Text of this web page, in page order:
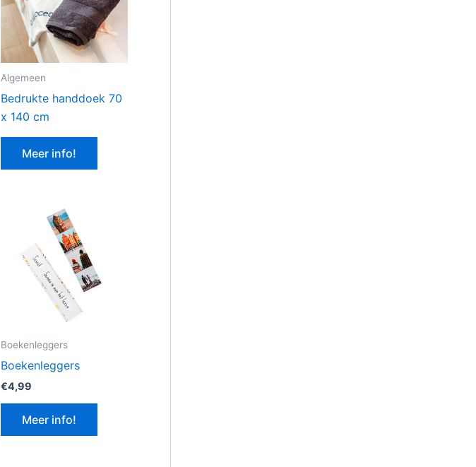
Algemeen
Bedrukte handdoek 70
x 140 cm
Meer info!
Boekenleggers
Boekenleggers
€4,99
Meer info!